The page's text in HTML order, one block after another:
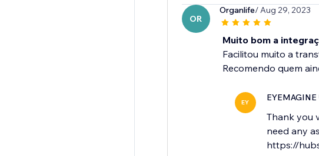
OR
Organlife/ Aug 29, 2023
Muito bom a
Facilitou muito a
Recomendo quem
EY EYEMAGINE
Thank you
need any
https://